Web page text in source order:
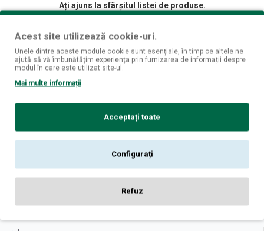
Ați ajuns la sfârșitul listei de produse.
Fii mereu la curent cu ultimele oferte si produse!
Politica de confidentialitate
Politica cookies
Acest site utilizează cookie-uri.
Unele dintre aceste module cookie sunt esențiale, în timp ce altele ne
ajută să vă îmbunătățim experiența prin furnizarea de informații despre
modul în care este utilizat site-ul.
Mai multe informații
Acceptați toate
Configurați
Refuz